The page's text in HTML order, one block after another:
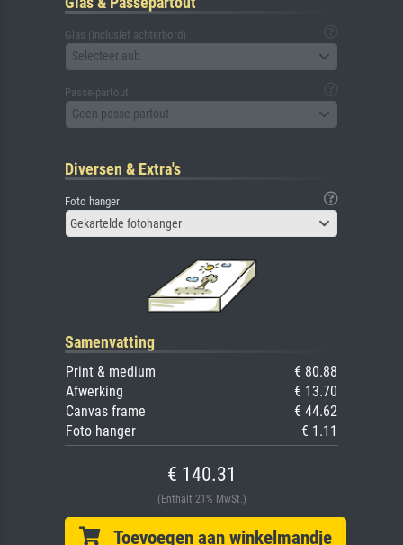
Glas (inclusief achterbord)
Selecteer aub
Passe-partout
Geen passe-partout
Diversen & Extra's
Foto hanger
Gekartelde fotohanger
Samenvatting
Print & medium
€ 80.88
Afwerking
€ 13.70
Canvas frame
€ 44.62
Foto hanger
€ 1.11
€ 140.31
(Enthält 21% MwSt.)
Toevoegen aan winkelmandje